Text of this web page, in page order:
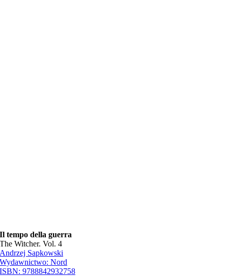
Il tempo della guerra
The Witcher. Vol. 4
Andrzej Sapkowski
Wydawnictwo:Nord
ISBN:9788842932758